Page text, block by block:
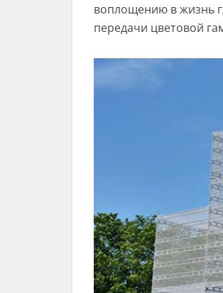
воплощению в жизнь
передачи цветовой